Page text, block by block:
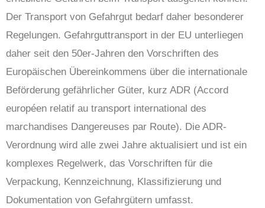
Der Transport von Gefahrgut bedarf daher besonderer
Regelungen. Gefahrguttransport in der EU unterliegen
daher seit den 50er-Jahren den Vorschriften des
Europäischen Übereinkommens über die internationale
Beförderung gefährlicher Güter, kurz ADR (Accord
européen relatif au transport international des
marchandises Dangereuses par Route). Die ADR-
Verordnung wird alle zwei Jahre aktualisiert und ist ein
komplexes Regelwerk, das Vorschriften für die
Verpackung, Kennzeichnung, Klassifizierung und
Dokumentation von Gefahrgütern umfasst.